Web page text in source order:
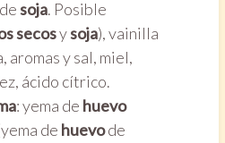
soja. Posible
secosysoja), vainilla
aromas y sal, miel,
ácido cítrico.
: yema de huevo
de huevode